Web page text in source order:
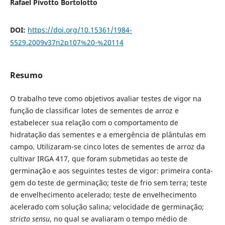
Rafael Pivotto Bortolotto
DOI: https://doi.org/10.15361/1984-
5529.2009v37n2p107%20-%20114
Resumo
O trabalho teve como objetivos avaliar testes de vigor na
função de classificar lotes de se­mentes de arroz e
estabelecer sua relação com o comportamento de
hidratação das sementes e a emergência de plântulas em
campo. Utilizaram-se cinco lotes de sementes de arroz da
cultivar IRGA 417, que foram submetidas ao teste de
germinação e aos seguintes testes de vigor: primeira conta­
gem do teste de germinação; teste de frio sem terra; teste
de envelhecimento acelerado; teste de envelhecimento
acelerado com solução salina; velocidade de germinação;
stricto sensu, no qual se avaliaram o tempo médio de